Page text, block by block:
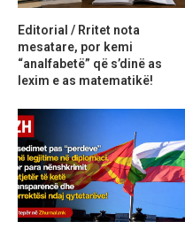
Editorial / Rritet nota
mesatare, por kemi
“analfabetë” që s’dinë as
lexim e as matematikë!